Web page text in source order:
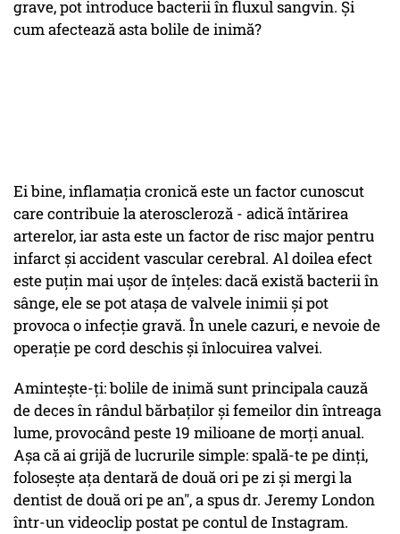
grave, pot introduce bacterii în fluxul sangvin. Și
cum afectează asta bolile de inimă?
Ei bine, inflamația cronică este un factor cunoscut
care contribuie la ateroscleroză - adică întărirea
arterelor, iar asta este un factor de risc major pentru
infarct și accident vascular cerebral. Al doilea efect
este puțin mai ușor de înțeles: dacă există bacterii în
sânge, ele se pot atașa de valvele inimii și pot
provoca o infecție gravă. În unele cazuri, e nevoie de
operație pe cord deschis și înlocuirea valvei.
Amintește-ți: bolile de inimă sunt principala cauză
de deces în rândul bărbaților și femeilor din întreaga
lume, provocând peste 19 milioane de morți anual.
Așa că ai grijă de lucrurile simple: spală-te pe dinți,
folosește ața dentară de două ori pe zi și mergi la
dentist de două ori pe an", a spus dr. Jeremy London
într-un videoclip postat pe contul de Instagram.